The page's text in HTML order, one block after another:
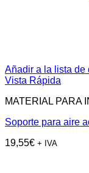
Añadir a la lista de
Vista Rápida
MATERIAL PARA
Soporte para aire
19,55€ + IVA